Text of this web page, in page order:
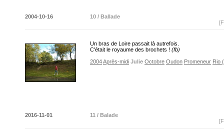
2004-10-16
10 / Ballade
Un bras de Loire passait là autrefois.
C'était le royaume des brochets ! (fb)
2004Après-midi Julie Octobre Oudon Promeneur Rio
2016-11-01
11 / Balade